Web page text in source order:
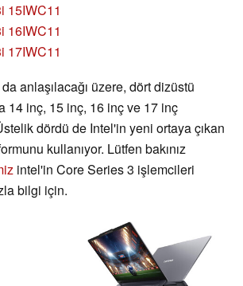
15IWC11
16IWC11
17IWC11
anlaşılacağı üzere, dört dizüstü
14 inç, 15 inç, 16 inç ve 17 inç
dördü de Intel'in yeni ortaya çıkan
kullanıyor. Lütfen bakınız
intel'in Core Series 3 işlemcileri
bilgi için.